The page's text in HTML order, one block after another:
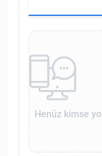
Henüz kimse